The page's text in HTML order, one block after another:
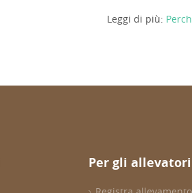
Leggi di più:
Per gli allevatori